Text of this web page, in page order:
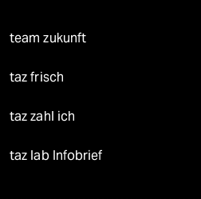
team zukunft
taz frisch
taz zahl ich
taz lab Infobrief